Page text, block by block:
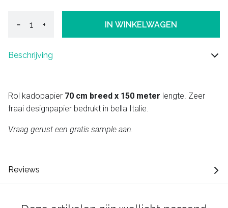
− + IN WINKELWAGEN
Beschrijving
Rol kadopapier 70 cm breed x 150 meter lengte. Zeer
fraai designpapier bedrukt in bella Italie.
Vraag gerust een gratis sample aan.
Reviews